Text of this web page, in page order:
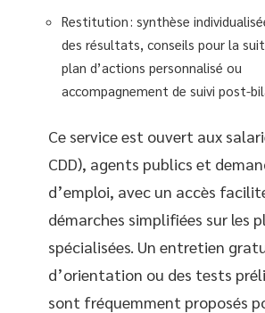
Restitution : synthèse
des résultats, conseils pour la
plan d’actions personnalisé ou
accompagnement de suivi post-
Ce service est ouvert aux
CDD), agents publics et
d’emploi, avec un accès
démarches simplifiées sur les
spécialisées. Un entretien
d’orientation ou des tests
sont fréquemment proposés